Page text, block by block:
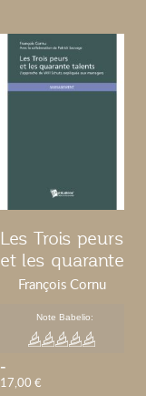
Les Trois peurs
et les quarante
talents
François Cornu
Note Babelio:
-
17,00 €